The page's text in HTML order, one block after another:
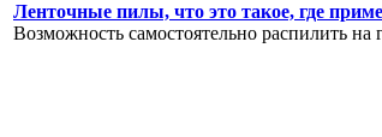
Ленточные пилы, что это такое, где
Возможность самостоятельно распилить на